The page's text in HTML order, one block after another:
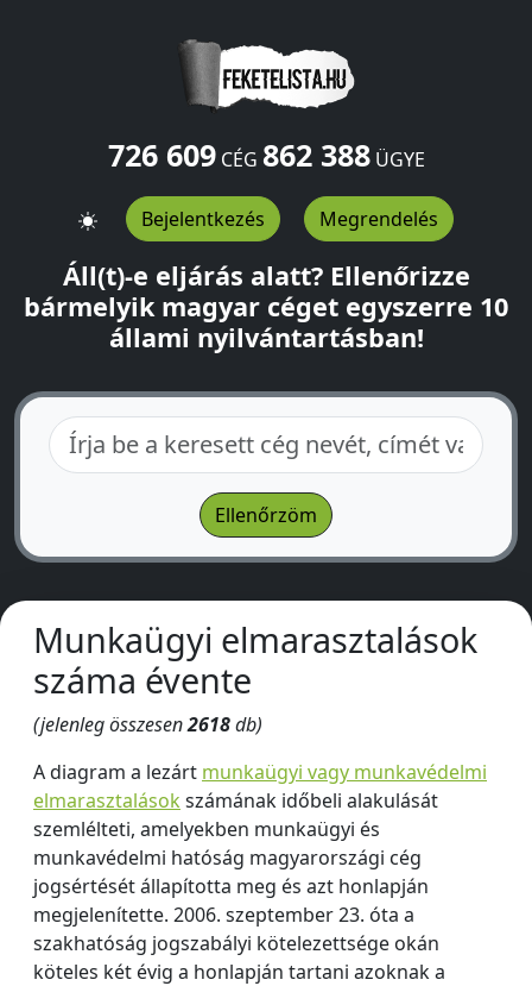
726 609CÉG 862 388ÜGYE
Bejelentkezés Megrendelés
Áll(t)-e eljárás alatt? Ellenőrizze
bármelyik magyar céget egyszerre 10
állami nyilvántartásban!
Munkaügyi elmarasztalások
száma évente
(jelenleg összesen2618db)
A diagram a lezárt munkaügyi vagy munkavédelmi
elmarasztalások számának időbeli alakulását
szemlélteti, amelyekben munkaügyi és
munkavédelmi hatóság magyarországi cég
jogsértését állapította meg és azt honlapján
megjelenítette. 2006. szeptember 23. óta a
szakhatóság jogszabályi kötelezettsége okán
köteles két évig a honlapján tartani azoknak a